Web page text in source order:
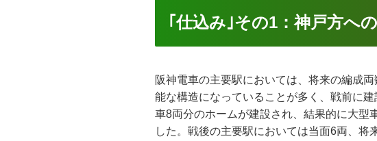
｢仕込み｣その1：神戸方へ
阪神電車の主要駅においては、将来の編成
能な構造になっていることが多く、戦前に
車8両分のホームが建設され、結果的に大型
した。戦後の主要駅においては当面6両、将